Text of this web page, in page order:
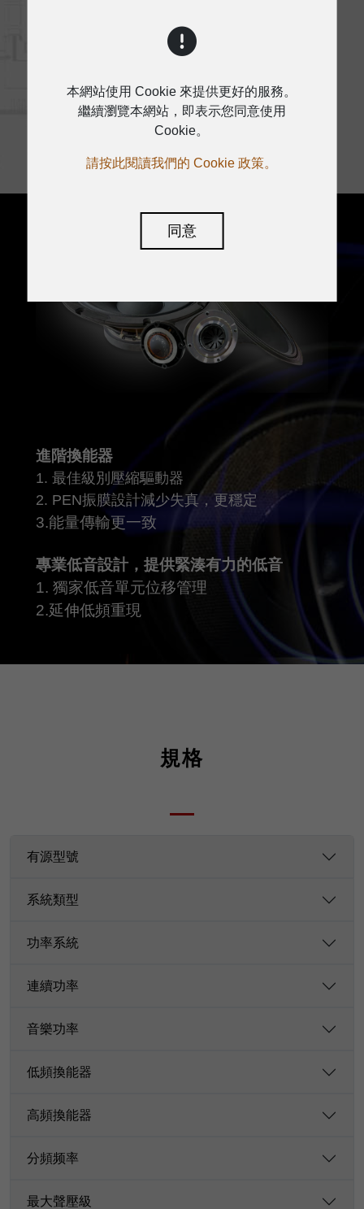
使用Analog Devices ADAU DSP，針
到絕對的清晰度和深沉有力的低音響
進階換能器
1. 最佳級別壓縮驅動器
2. PEN振膜設計減少失真，更穩定
3.能量傳輸更一致
專業低音設計，提供緊湊有力的低音
1. 獨家低音單元位移管理
2.延伸低頻重現
規格
有源型號
系統類型
功率系統
連續功率
音樂功率
低頻換能器
高頻換能器
分頻频率
最大聲壓級
本網站使用 Cookie 來提供更好的服務。
繼續瀏覽本網站，即表示您同意使用
Cookie。
請按此閱讀我們的 Cookie 政策。
同意